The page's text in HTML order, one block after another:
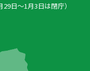
日〜1月3日は閉庁）